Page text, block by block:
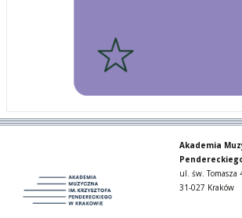
Akademia
ul. św. Tomasza
31-027 Kraków